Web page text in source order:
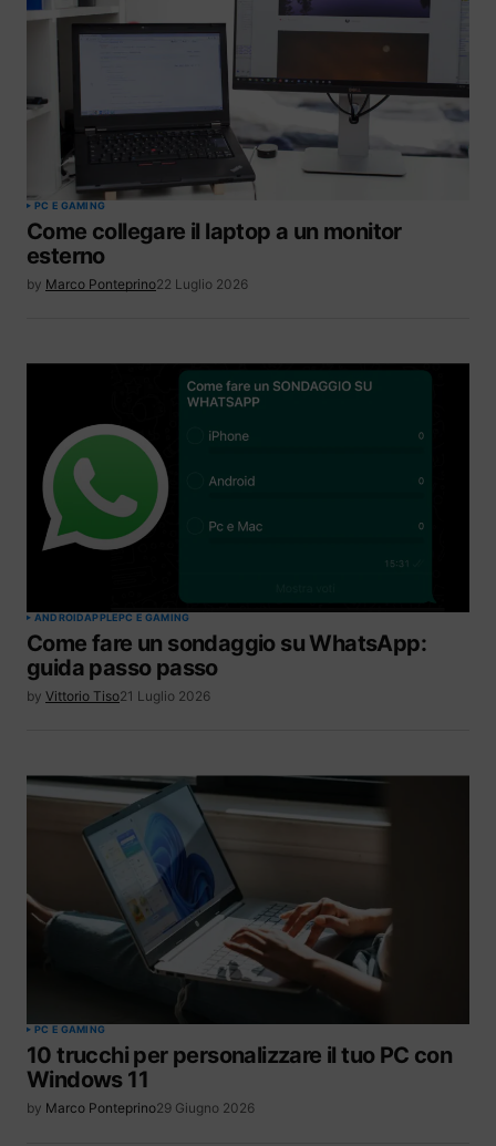
PC E GAMING
Come collegare il laptop a un monitor
esterno
by Marco Ponteprino22 Luglio 2026
ANDROIDAPPLEPC E GAMING
Come fare un sondaggio su WhatsApp:
guida passo passo
by Vittorio Tiso21 Luglio 2026
PC E GAMING
10 trucchi per personalizzare il tuo PC con
Windows 11
by Marco Ponteprino29 Giugno 2026